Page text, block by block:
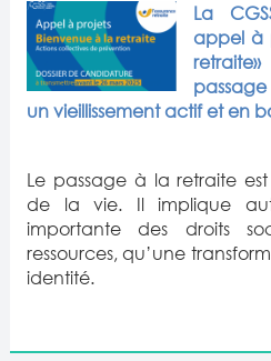
La
appel à
un vieillissement actif et en
Le passage à la retraite
de la vie. Il implique
importante des droits
ressources, qu’une
identité.